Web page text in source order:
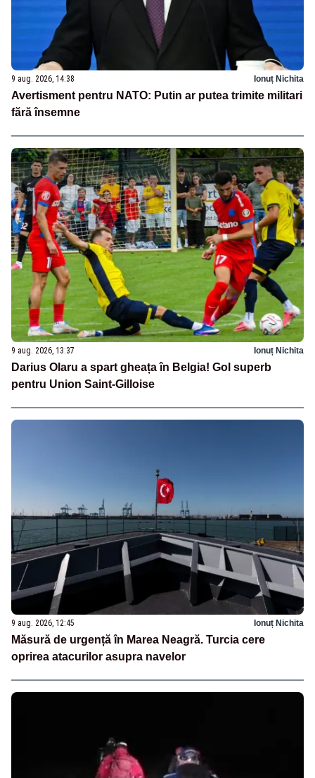
9 aug. 2026, 14:38 Ionuț Nichita
Avertisment pentru NATO: Putin ar putea trimite militari
fără însemne
9 aug. 2026, 13:37 Ionuț Nichita
Darius Olaru a spart gheața în Belgia! Gol superb
pentru Union Saint-Gilloise
9 aug. 2026, 12:45 Ionuț Nichita
Măsură de urgență în Marea Neagră. Turcia cere
oprirea atacurilor asupra navelor